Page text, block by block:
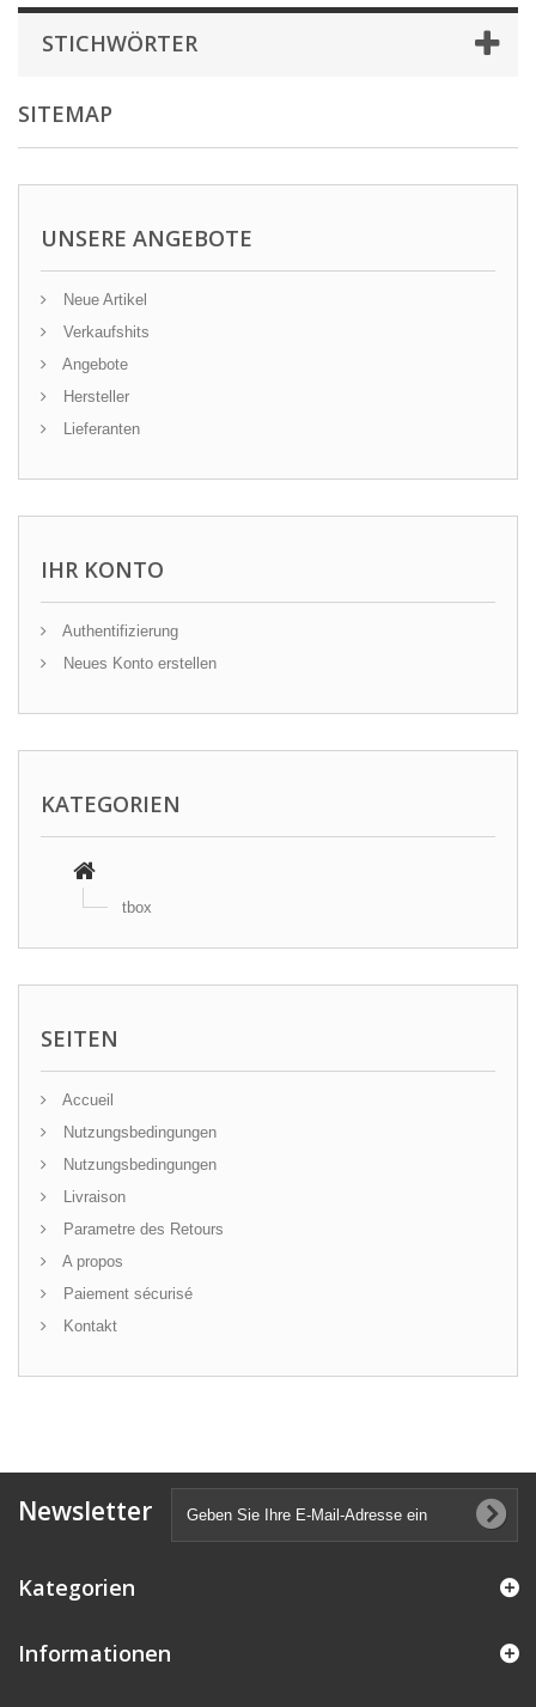
STICHWÖRTER
SITEMAP
UNSERE ANGEBOTE
Neue Artikel
Verkaufshits
Angebote
Hersteller
Lieferanten
IHR KONTO
Authentifizierung
Neues Konto erstellen
KATEGORIEN
tbox
SEITEN
Accueil
Nutzungsbedingungen
Nutzungsbedingungen
Livraison
Parametre des Retours
A propos
Paiement sécurisé
Kontakt
Newsletter
Kategorien
Informationen